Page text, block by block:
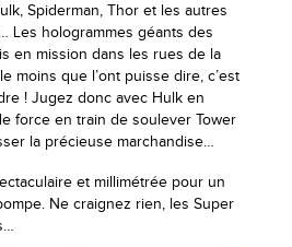
Spiderman, Thor et les autres
Les hologrammes géants des
en mission dans les rues de la
moins que l’ont puisse dire, c’est
! Jugez donc avec Hulk en
force en train de soulever Tower
la précieuse marchandise…
et millimétrée pour un
Ne craignez rien, les Super